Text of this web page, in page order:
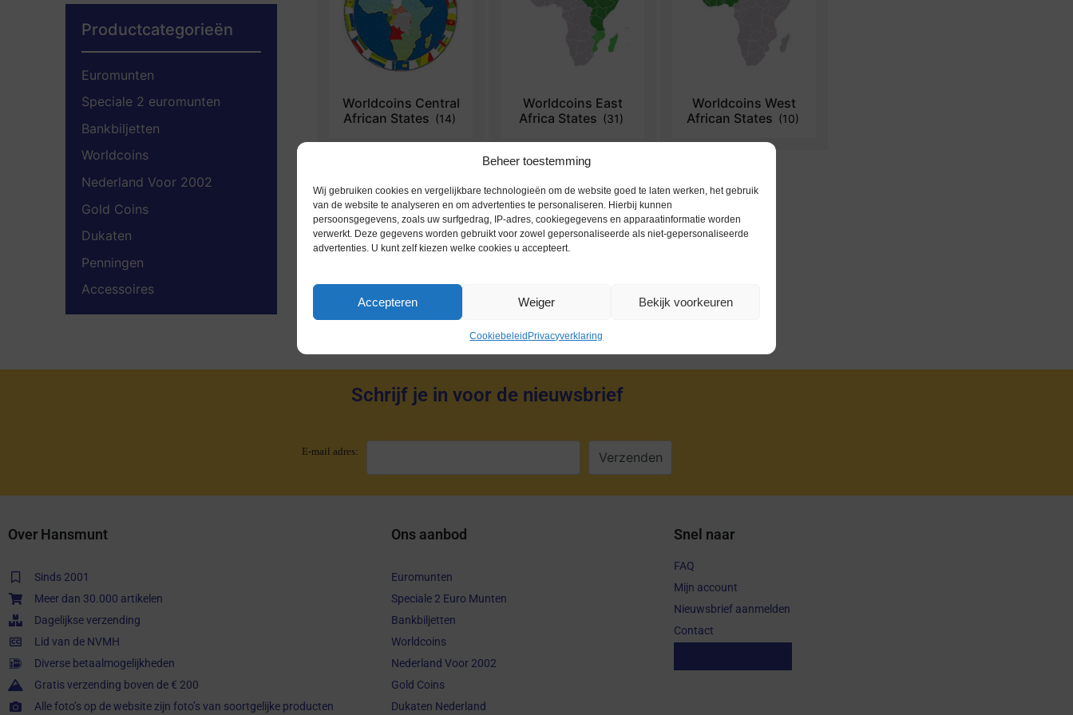
Beheer toestemming
Wij gebruiken cookies en vergelijkbare technologieën om de website goed te laten werken, het gebruik
van de website te analyseren en om advertenties te personaliseren. Hierbij kunnen
persoonsgegevens, zoals uw surfgedrag, IP-adres, cookiegegevens en apparaatinformatie worden
verwerkt. Deze gegevens worden gebruikt voor zowel gepersonaliseerde als niet-gepersonaliseerde
advertenties. U kunt zelf kiezen welke cookies u accepteert.
Accepteren Weiger Bekijk voorkeuren
Cookiebeleid Privacyverklaring
Worldcoins Central
African States (14)
Worldcoins East
Africa States (31)
Worldcoins West
African States (10)
Productcategorieën
Euromunten
Speciale 2 euromunten
Bankbiljetten
Worldcoins
Nederland Voor 2002
Gold Coins
Dukaten
Penningen
Accessoires
Schrijf je in voor de nieuwsbrief
E-mail adres:
Over Hansmunt
Sinds 2001
Meer dan 30.000 artikelen
Dagelijkse verzending
Lid van de NVMH
Diverse betaalmogelijkheden
Gratis verzending boven de € 200
Alle foto’s op de website zijn foto’s van soortgelijke producten
Ons aanbod
Euromunten
Speciale 2 Euro Munten
Bankbiljetten
Worldcoins
Nederland Voor 2002
Gold Coins
Dukaten Nederland
Snel naar
FAQ
Mijn account
Nieuwsbrief aanmelden
Contact